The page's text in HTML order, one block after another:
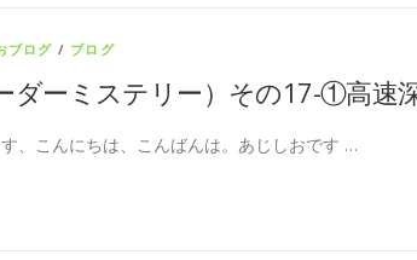
ブログ / ブログ
ダーミステリー）その17-①高速
、こんにちは、こんばんは。あじしおです …